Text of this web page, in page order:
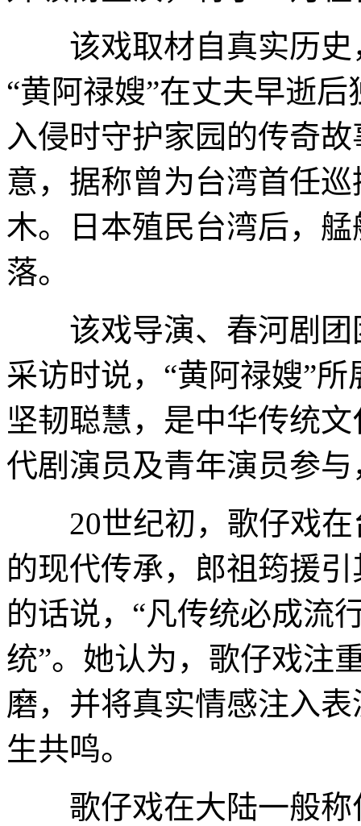
该戏取材自真实历史
“黄阿禄嫂”在丈夫早逝
入侵时守护家园的传奇
意，据称曾为台湾首任
木。日本殖民台湾后，
落。
该戏导演、春河剧团
采访时说，“黄阿禄嫂”
坚韧聪慧，是中华传统
代剧演员及青年演员参
20世纪初，歌仔戏在
的现代传承，郎祖筠援
的话说，“凡传统必成流
统”。她认为，歌仔戏注
磨，并将真实情感注入
生共鸣。
歌仔戏在大陆一般称